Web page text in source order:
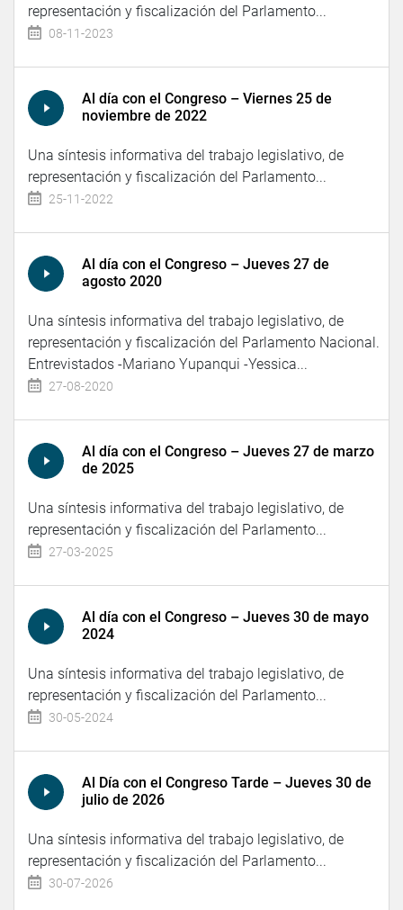
representación y fiscalización del Parlamento...
08-11-2023
Al día con el Congreso – Viernes 25 de
noviembre de 2022
Una síntesis informativa del trabajo legislativo, de
representación y fiscalización del Parlamento...
25-11-2022
Al día con el Congreso – Jueves 27 de
agosto 2020
Una síntesis informativa del trabajo legislativo, de
representación y fiscalización del Parlamento Nacional.
Entrevistados -Mariano Yupanqui -Yessica...
27-08-2020
Al día con el Congreso – Jueves 27 de marzo
de 2025
Una síntesis informativa del trabajo legislativo, de
representación y fiscalización del Parlamento...
27-03-2025
Al día con el Congreso – Jueves 30 de mayo
2024
Una síntesis informativa del trabajo legislativo, de
representación y fiscalización del Parlamento...
30-05-2024
Al Día con el Congreso Tarde – Jueves 30 de
julio de 2026
Una síntesis informativa del trabajo legislativo, de
representación y fiscalización del Parlamento...
30-07-2026